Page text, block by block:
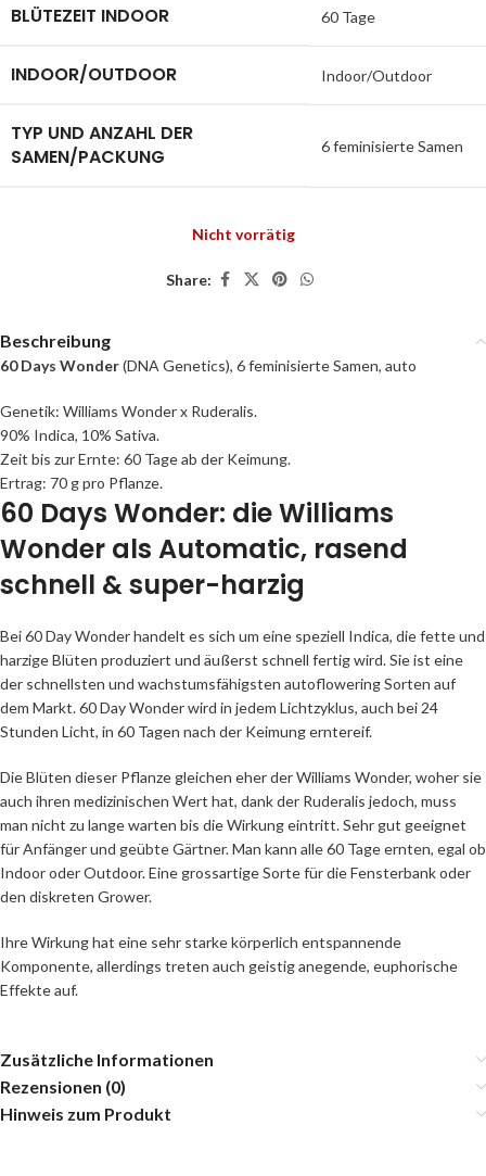
BLÜTEZEIT INDOOR 60 Tage
INDOOR/OUTDOOR Indoor/Outdoor
TYP UND ANZAHL DER
SAMEN/PACKUNG
6 feminisierte Samen
Nicht vorrätig
Share:
Beschreibung
60 Days Wonder(DNA Genetics), 6 feminisierte Samen, auto
Genetik: Williams Wonder x Ruderalis.
90% Indica, 10% Sativa.
Zeit bis zur Ernte: 60 Tage ab der Keimung.
Ertrag: 70 g pro Pflanze.
60 Days Wonder: die Williams
Wonder als Automatic, rasend
schnell & super-harzig
Bei 60 Day Wonder handelt es sich um eine speziell Indica, die fette und
harzige Blüten produziert und äußerst schnell fertig wird. Sie ist eine
der schnellsten und wachstumsfähigsten autoflowering Sorten auf
dem Markt. 60 Day Wonder wird in jedem Lichtzyklus, auch bei 24
Stunden Licht, in 60 Tagen nach der Keimung erntereif.
Die Blüten dieser Pflanze gleichen eher der Williams Wonder, woher sie
auch ihren medizinischen Wert hat, dank der Ruderalis jedoch, muss
man nicht zu lange warten bis die Wirkung eintritt. Sehr gut geeignet
für Anfänger und geübte Gärtner. Man kann alle 60 Tage ernten, egal ob
Indoor oder Outdoor. Eine grossartige Sorte für die Fensterbank oder
den diskreten Grower.
Ihre Wirkung hat eine sehr starke körperlich entspannende
Komponente, allerdings treten auch geistig anegende, euphorische
Effekte auf.
Zusätzliche Informationen
Rezensionen (0)
Hinweis zum Produkt